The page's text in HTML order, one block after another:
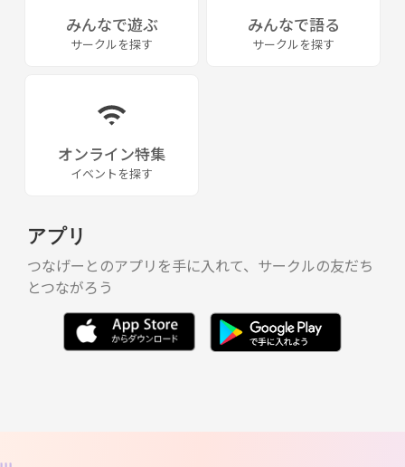
みんなで遊ぶ
サークルを探す
みんなで語る
サークルを探す
オンライン特集
イベントを探す
アプリ
つなげーとのアプリを手に入れて、サークルの友だち
とつながろう